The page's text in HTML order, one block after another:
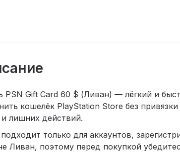
PSN Gift Card 60 $ (Ливан) — лёгкий и
кошелёк PlayStation Store без
лишних действий.
только для аккаунтов,
Ливан, поэтому перед покупкой